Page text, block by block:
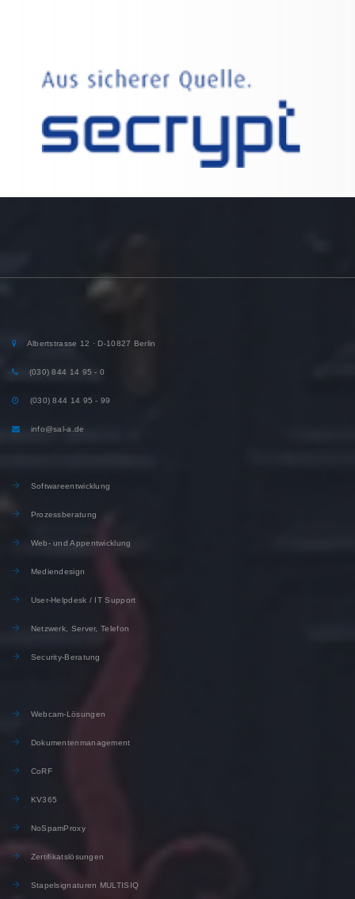
Albertstrasse 12 · D-10827 Berlin
(030) 844 14 95 - 0
(030) 844 14 95 - 99
info@sal-a.de
Softwareentwicklung
Prozessberatung
Web- und Appentwicklung
Mediendesign
User-Helpdesk / IT Support
Netzwerk, Server, Telefon
Security-Beratung
Webcam-Lösungen
Dokumentenmanagement
CoRF
KV365
NoSpamProxy
Zertifikatslösungen
Stapelsignaturen MULTISIQ